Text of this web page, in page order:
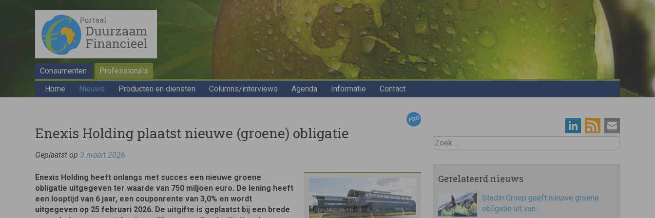
Consumenten
Professionals
Home
Nieuws Producten en diensten Columns/interviews Agenda Informatie Contact
Enexis Holding plaatst nieuwe (groene) obligatie
Geplaatst op 3 maart 2026
Enexis Holding heeft onlangs met succes een nieuwe groene
obligatie uitgegeven ter waarde van 750 miljoen euro. De lening heeft
een looptijd van 6 jaar, een couponrente van 3,0% en wordt
uitgegeven op 25 februari 2026. De uitgifte is geplaatst bij een brede
Zoek
Gerelateerd nieuws
Stedin Groep geeft nieuwe groene
obligatie uit van…